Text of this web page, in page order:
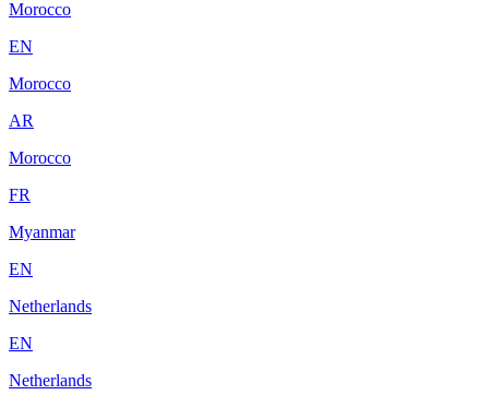
Morocco
EN
Morocco
AR
Morocco
FR
Myanmar
EN
Netherlands
EN
Netherlands